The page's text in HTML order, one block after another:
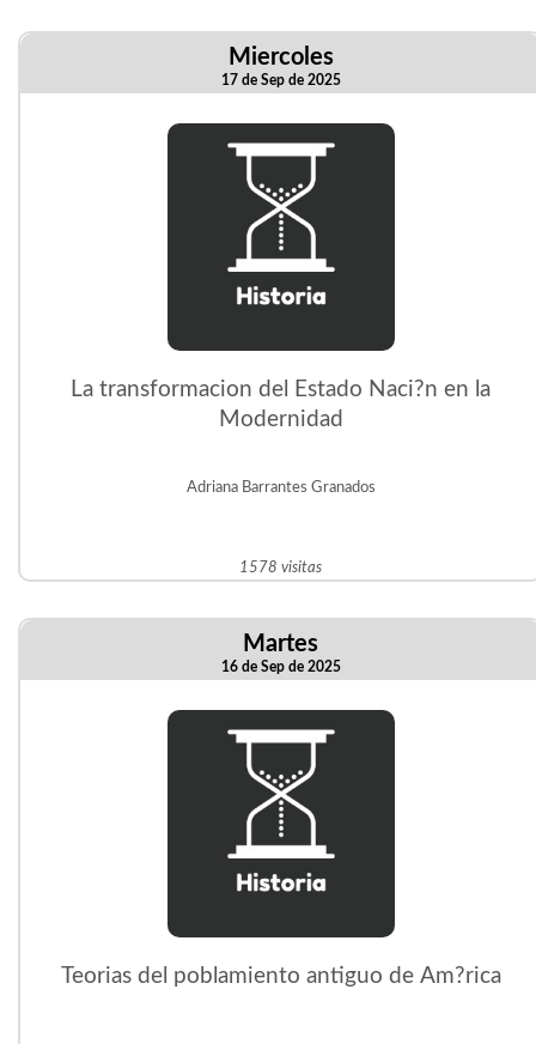
Miercoles
17 de Sep de 2025
La transformacion del Estado Naci?n en la
Modernidad
Adriana Barrantes Granados
1578 visitas
Martes
16 de Sep de 2025
Teorias del poblamiento antiguo de Am?rica